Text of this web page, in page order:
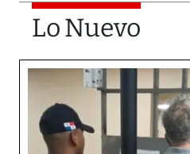
Lo Nuevo